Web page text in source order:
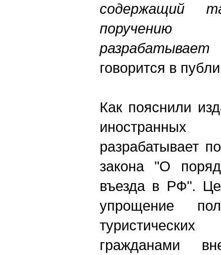
содержащий
поручению
говорится в
Как пояснили
разрабатывает
закона "О
въезда в РФ".
упрощение
гражданами